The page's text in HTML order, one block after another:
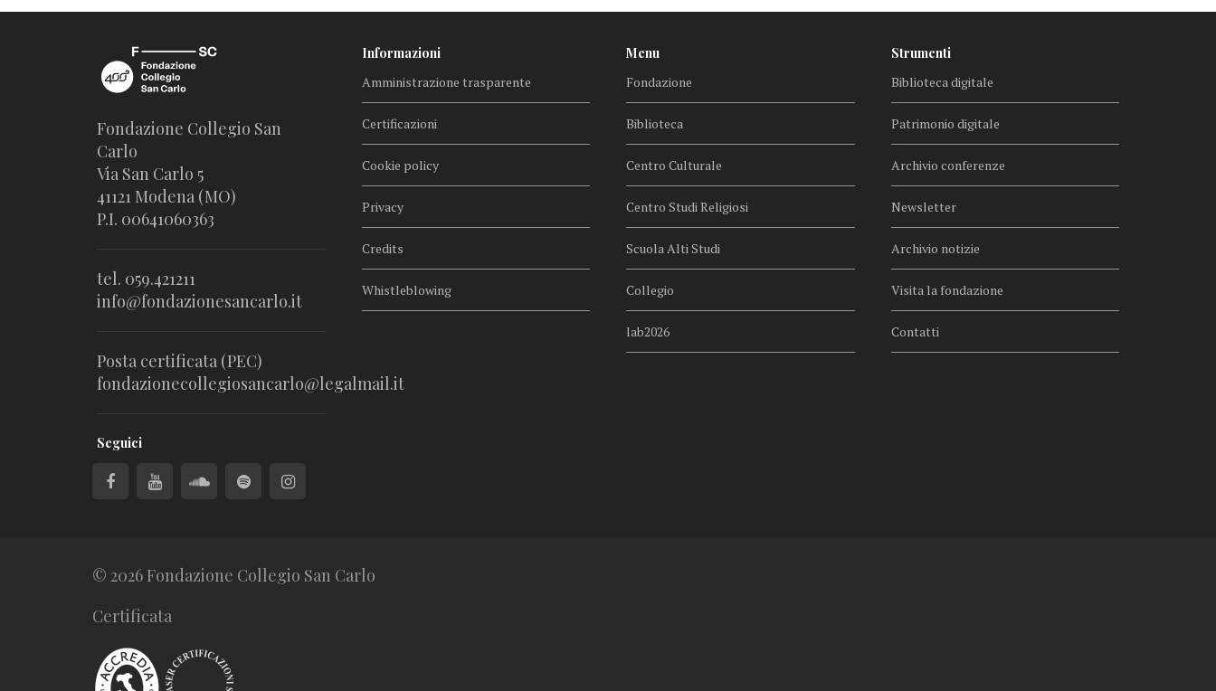
Fondazione Collegio San
Carlo
Via San Carlo 5
41121 Modena (MO)
P.I. 00641060363
tel. 059.421211
info@fondazionesancarlo.it
Posta certificata (PEC)
fondazionecollegiosancarlo@legalmail.it
Seguici
Informazioni
Amministrazione trasparente
Certificazioni
Cookie policy
Privacy
Credits
Whistleblowing
Menu
Fondazione
Biblioteca
Centro Culturale
Centro Studi Religiosi
Scuola Alti Studi
Collegio
lab2026
Strumenti
Biblioteca digitale
Patrimonio digitale
Archivio conferenze
Newsletter
Archivio notizie
Visita la fondazione
Contatti
© 2026 Fondazione Collegio San Carlo
Certificata